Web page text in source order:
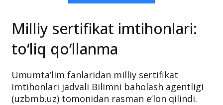
Milliy sertifikat imtihonlari:
to‘liq qo‘llanma
Umumta’lim fanlaridan milliy sertifikat
imtihonlari jadvali Bilimni baholash agentligi
(uzbmb.uz) tomonidan rasman e’lon qilindi.